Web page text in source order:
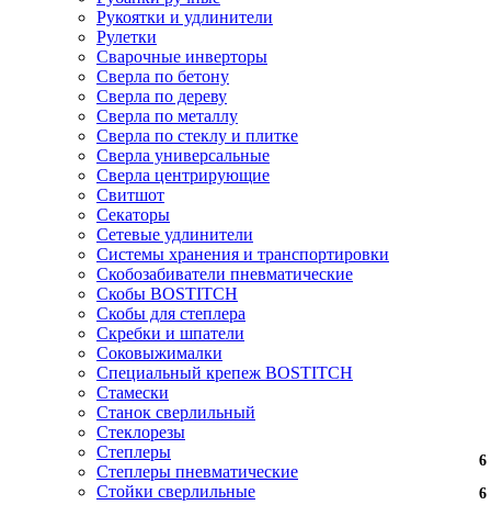
Рукоятки и удлинители
Рулетки
Сварочные инверторы
Сверла по бетону
Сверла по дереву
Сверла по металлу
Сверла по стеклу и плитке
Сверла универсальные
Сверла центрирующие
Свитшот
Секаторы
Сетевые удлинители
Системы хранения и транспортировки
Скобозабиватели пневматические
Скобы BOSTITCH
Скобы для степлера
Скребки и шпатели
Соковыжималки
Специальный крепеж BOSTITCH
Стамески
Станок сверлильный
Стеклорезы
Степлеры
Степлеры пневматические
Стойки сверлильные
6
6